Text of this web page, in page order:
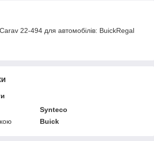
22-494 для автомобілів: BuickRegal
Synteco
Buick